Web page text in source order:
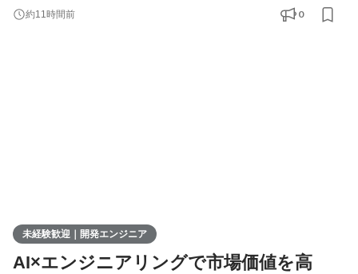
極的に募集しています。 AIを相棒に、圧倒的なスピードと品質を
実現し、最先端の技術を使いこなすエンジニアへ成長したい方を
約11時間前 0
未経験歓迎｜開発エンジニア
AI×エンジニアリングで市場価値を高